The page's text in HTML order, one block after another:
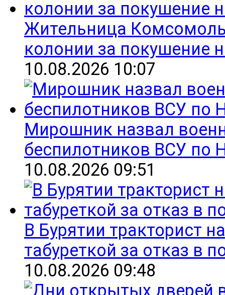
Жительница
колонии за покушение
10.08.2026 10:07
Мирошник назвал
беспилотников ВСУ по
10.08.2026 09:51
В Бурятии тракторист
табуреткой за отказ в
10.08.2026 09:48